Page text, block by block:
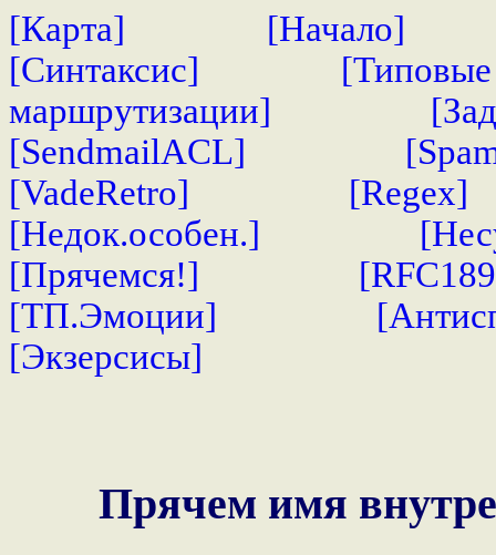
[Карта]
[Начало]
[Синтаксис]
[Типовые
маршрутизации]
[SendmailACL]
[VadeRetro]
[Regex]
[Недок.особен.]
[Прячемся!]
[ТП.Эмоции]
[Экзерсисы]
Прячем имя